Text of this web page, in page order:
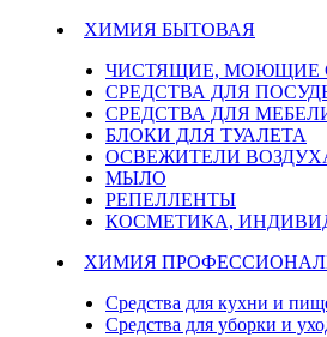
ХИМИЯ БЫТОВАЯ
ЧИСТЯЩИЕ, МОЮЩИЕ
СРЕДСТВА ДЛЯ
СРЕДСТВА ДЛЯ
БЛОКИ ДЛЯ ТУАЛЕТА
ОСВЕЖИТЕЛИ
МЫЛО
РЕПЕЛЛЕНТЫ
КОСМЕТИКА,
ХИМИЯ
Средства для кухни и
Средства для уборки и